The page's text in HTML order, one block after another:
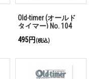
Old-timer (オールド
タイマー) No. 104
495円 (税込)